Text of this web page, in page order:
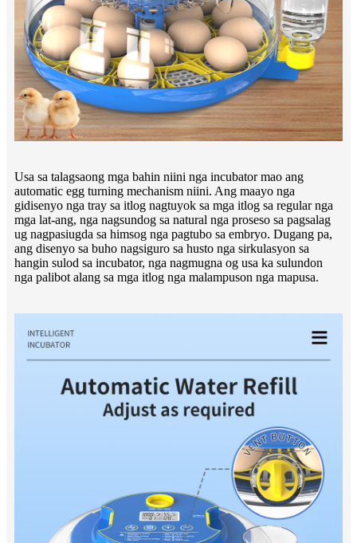
Usa sa talagsaong mga bahin niini nga incubator mao ang
automatic egg turning mechanism niini. Ang maayo nga
gidisenyo nga tray sa itlog nagtuyok sa mga itlog sa regular nga
mga lat-ang, nga nagsundog sa natural nga proseso sa pagsalag
ug nagpasiugda sa himsog nga pagtubo sa embryo. Dugang pa,
ang disenyo sa buho nagsiguro sa husto nga sirkulasyon sa
hangin sulod sa incubator, nga nagmugna og usa ka sulundon
nga palibot alang sa mga itlog nga malampuson nga mapusa.